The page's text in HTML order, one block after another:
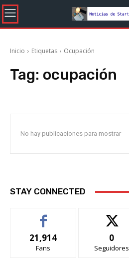
Inicio Etiquetas Ocupación
Tag: ocupación
No hay publicaciones para mostrar
STAY CONNECTED
21,914
Fans
0
Seguidores